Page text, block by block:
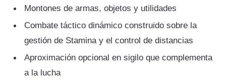
Montones de armas, objetos y utilidades
Combate táctico dinámico construido sobre la
gestión de Stamina y el control de distancias
Aproximación opcional en sigilo que complementa
a la lucha